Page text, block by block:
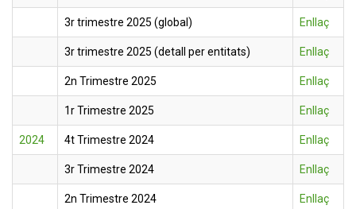
3r trimestre 2025 (global) Enllaç
3r trimestre 2025 (detall per entitats) Enllaç
2n Trimestre 2025 Enllaç
1r Trimestre 2025 Enllaç
2024 4t Trimestre 2024 Enllaç
3r Trimestre 2024 Enllaç
2n Trimestre 2024 Enllaç